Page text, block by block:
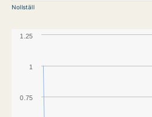
Nollställ
1
0.75
1.25